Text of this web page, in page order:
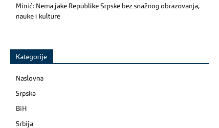
Minić: Nema jake Republike Srpske bez snažnog obrazovanja,
nauke i kulture
Kategorije
Naslovna
Srpska
BiH
Srbija